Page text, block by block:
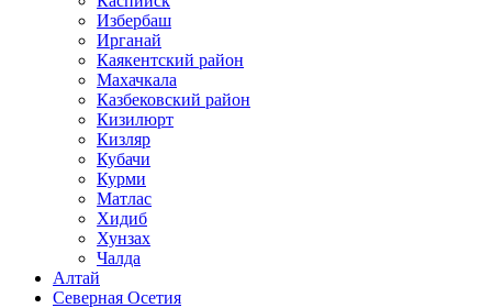
Избербаш
Ирганай
Каякентский район
Махачкала
Казбековский район
Кизилюрт
Кизляр
Кубачи
Курми
Матлас
Хидиб
Хунзах
Чалда
Алтай
Северная Осетия